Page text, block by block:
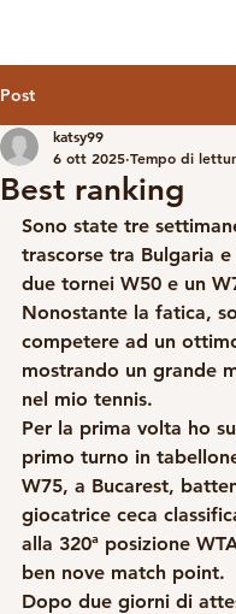
Post
Best ranking
katsy99
6 ott 2025 Tempo di
Sono state tre
trascorse tra Bulgaria
due tornei W50 e un
Nonostante la fatica,
competere ad un
mostrando un grande
nel mio tennis.
Per la prima volta ho
primo turno in
W75, a Bucarest,
giocatrice ceca
alla 320ª posizione
ben nove match point.
Dopo due giorni di